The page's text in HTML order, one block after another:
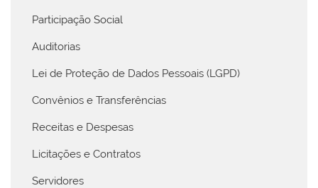
Participação Social
Auditorias
Lei de Proteção de Dados Pessoais (LGPD)
Convênios e Transferências
Receitas e Despesas
Licitações e Contratos
Servidores